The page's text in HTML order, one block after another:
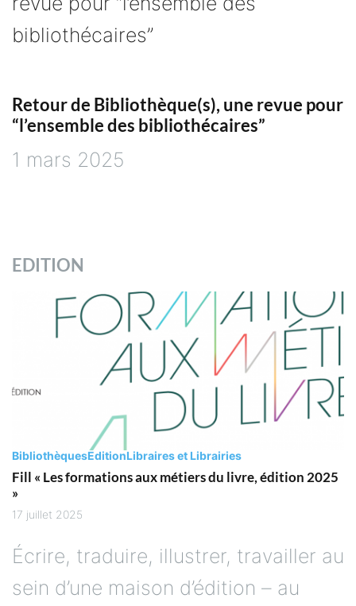
Retour de Bibliothèque(s), une revue pour
“l’ensemble des bibliothécaires”
1 mars 2025
EDITION
BibliothèquesEditionLibraires et Librairies
Fill « Les formations aux métiers du livre, édition 2025
»
17 juillet 2025
Écrire, traduire, illustrer, travailler au
sein d’une maison d’édition – au